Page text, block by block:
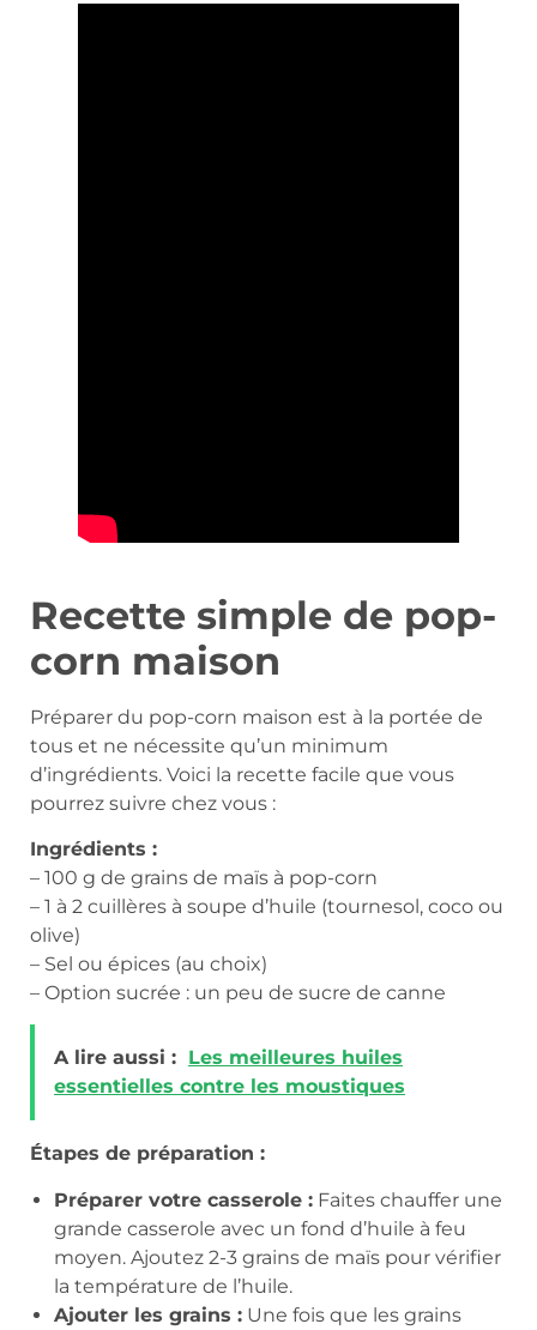
Recette simple de pop-
corn maison
Préparer du pop-corn maison est à la portée de
tous et ne nécessite qu’un minimum
d’ingrédients. Voici la recette facile que vous
pourrez suivre chez vous :
Ingrédients :
– 100 g de grains de maïs à pop-corn
– 1 à 2 cuillères à soupe d’huile (tournesol, coco ou
olive)
– Sel ou épices (au choix)
– Option sucrée : un peu de sucre de canne
A lire aussi : Les meilleures huiles
essentielles contre les moustiques
Étapes de préparation :
Préparer votre casserole : Faites chauffer une
grande casserole avec un fond d’huile à feu
moyen. Ajoutez 2-3 grains de maïs pour vérifier
la température de l’huile.
Ajouter les grains : Une fois que les grains